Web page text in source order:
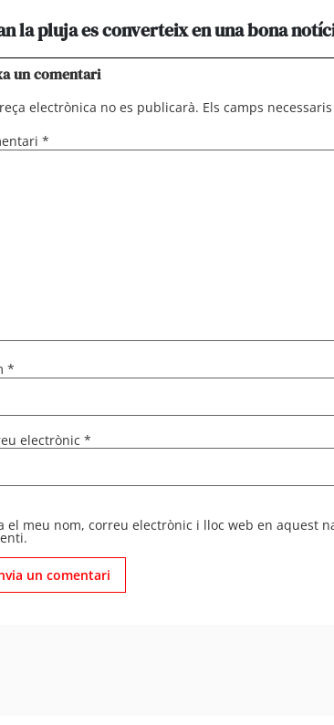
la pluja es converteix en una bona
un comentari
electrònica no es publicarà. Els camps
*
*
electrònic *
el meu nom, correu electrònic i lloc web en aquest